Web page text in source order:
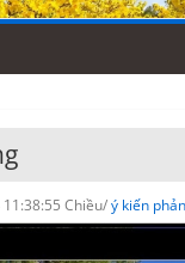
11:38:55 Chiều/ý kiến